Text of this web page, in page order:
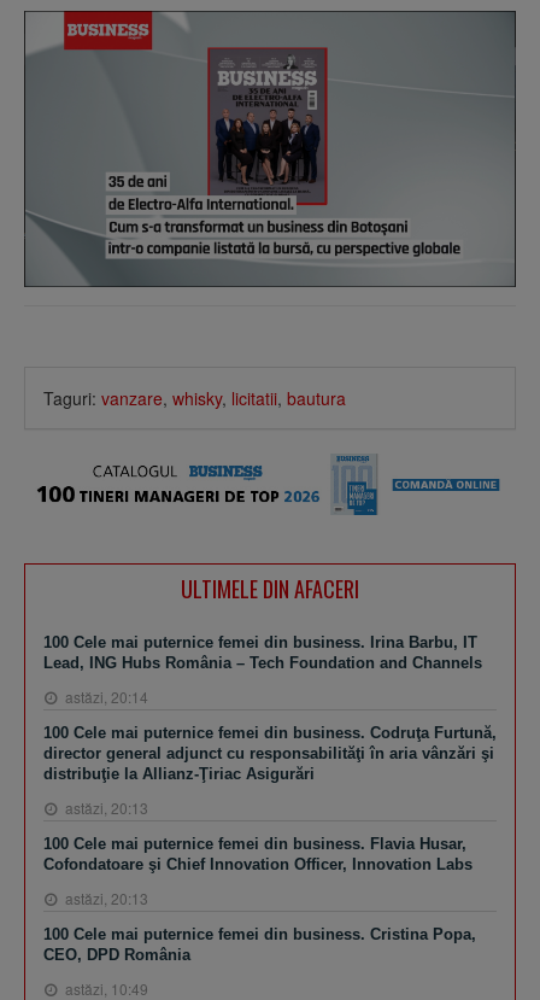
Taguri: vanzare, whisky, licitatii, bautura
ULTIMELE DIN AFACERI
100 Cele mai puternice femei din business. Irina Barbu, IT
Lead, ING Hubs România – Tech Foundation and Channels
astăzi, 20:14
100 Cele mai puternice femei din business. Codruţa Furtună,
director general adjunct cu responsabilităţi în aria vânzări şi
distribuţie la Allianz-Ţiriac Asigurări
astăzi, 20:13
100 Cele mai puternice femei din business. Flavia Husar,
Cofondatoare şi Chief Innovation Officer, Innovation Labs
astăzi, 20:13
100 Cele mai puternice femei din business. Cristina Popa,
CEO, DPD România
astăzi, 10:49